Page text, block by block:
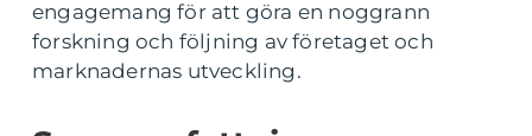
engagemang för att göra en noggrann
forskning och följning av företaget och
marknadernas utveckling.